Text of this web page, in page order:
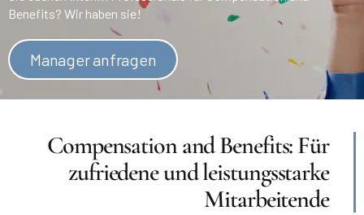
Benefits? Wir haben sie!
Manager anfragen
Compensation and Benefits: Für
zufriedene und leistungsstarke
Mitarbeitende